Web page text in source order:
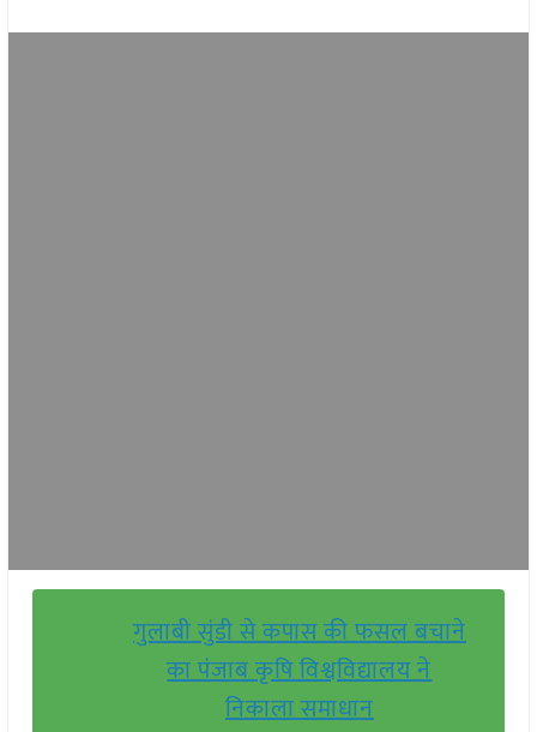
गुलाबी सुंडी से कपास की फसल बचाने
का पंजाब कृषि विश्वविद्यालय ने
निकाला समाधान